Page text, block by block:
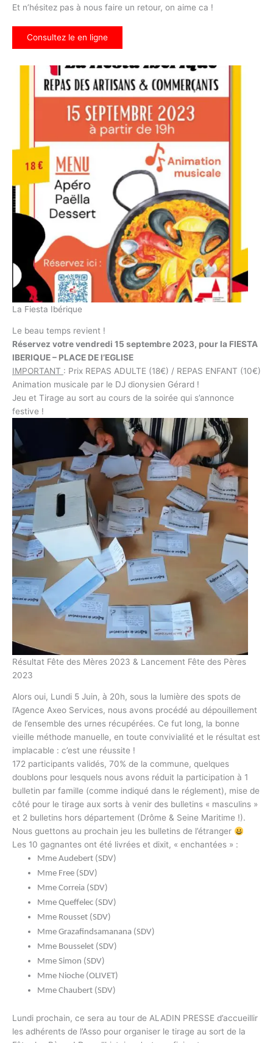
Et n’hésitez pas à nous faire un retour, on aime ca !
Consultez le en ligne
La Fiesta Ibérique
Le beau temps revient !
Réservez votre vendredi 15 septembre 2023, pour la FIESTA
IBERIQUE – PLACE DE l’EGLISE
IMPORTANT : Prix REPAS ADULTE (18€) / REPAS ENFANT (10€)
Animation musicale par le DJ dionysien Gérard !
Jeu et Tirage au sort au cours de la soirée qui s’annonce
festive !
Résultat Fête des Mères 2023 & Lancement Fête des Pères
2023
Alors oui, Lundi 5 Juin, à 20h, sous la lumière des spots de
l’Agence Axeo Services, nous avons procédé au dépouillement
de l’ensemble des urnes récupérées. Ce fut long, la bonne
vieille méthode manuelle, en toute convivialité et le résultat est
implacable : c’est une réussite !
172 participants validés, 70% de la commune, quelques
doublons pour lesquels nous avons réduit la participation à 1
bulletin par famille (comme indiqué dans le réglement), mise de
côté pour le tirage aux sorts à venir des bulletins « masculins »
et 2 bulletins hors département (Drôme & Seine Maritime !).
Nous guettons au prochain jeu les bulletins de l’étranger
Les 10 gagnantes ont été livrées et dixit, « enchantées » :
Mme Audebert (SDV)
Mme Free (SDV)
Mme Correia (SDV)
Mme Queffelec (SDV)
Mme Rousset (SDV)
Mme Grazafindsamanana (SDV)
Mme Bousselet (SDV)
Mme Simon (SDV)
Mme Nioche (OLIVET)
Mme Chaubert (SDV)
Lundi prochain, ce sera au tour de ALADIN PRESSE d’accueillir
les adhérents de l’Asso pour organiser le tirage au sort de la